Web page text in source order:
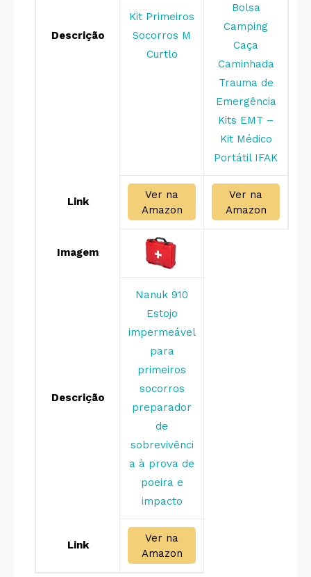
Descrição
Kit Primeiros
Socorros M
Curtlo
Bolsa
Camping
Caça
Caminhada
Trauma de
Emergência
Kits EMT –
Kit Médico
Portátil IFAK
Link
Ver na
Amazon
Ver na
Amazon
Imagem
Descrição
Nanuk 910
Estojo
impermeável
para
primeiros
socorros
preparador
de
sobrevivênci
a à prova de
poeira e
impacto
Link
Ver na
Amazon